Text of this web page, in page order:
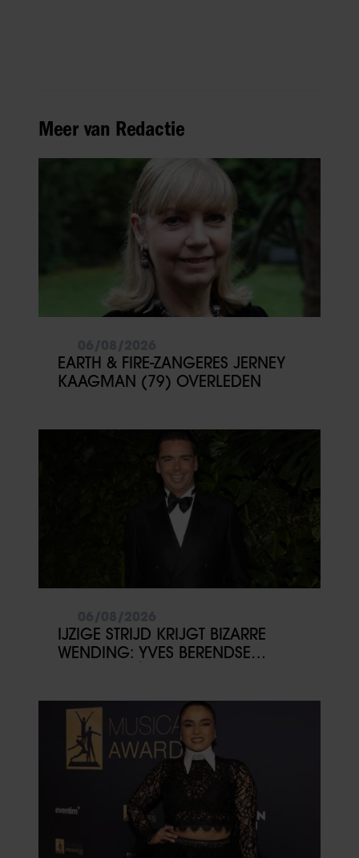
Meer van Redactie
EARTH & FIRE-ZANGERES JERNEY
KAAGMAN (79) OVERLEDEN
IJZIGE STRIJD KRIJGT BIZARRE
WENDING: YVES BERENDSE